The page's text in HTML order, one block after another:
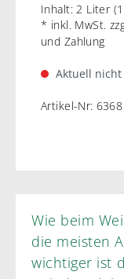
Inhalt:2 Liter
* inkl. MwSt.
und Zahlung
Aktuell
Artikel-Nr: 6368
Wie beim
die meisten
wichtiger ist